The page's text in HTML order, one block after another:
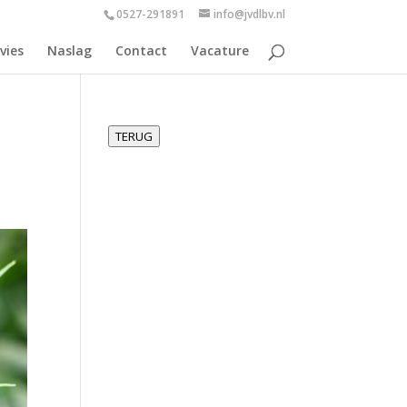
0527-291891 info@jvdlbv.nl
Naslag Contact Vacature
TERUG